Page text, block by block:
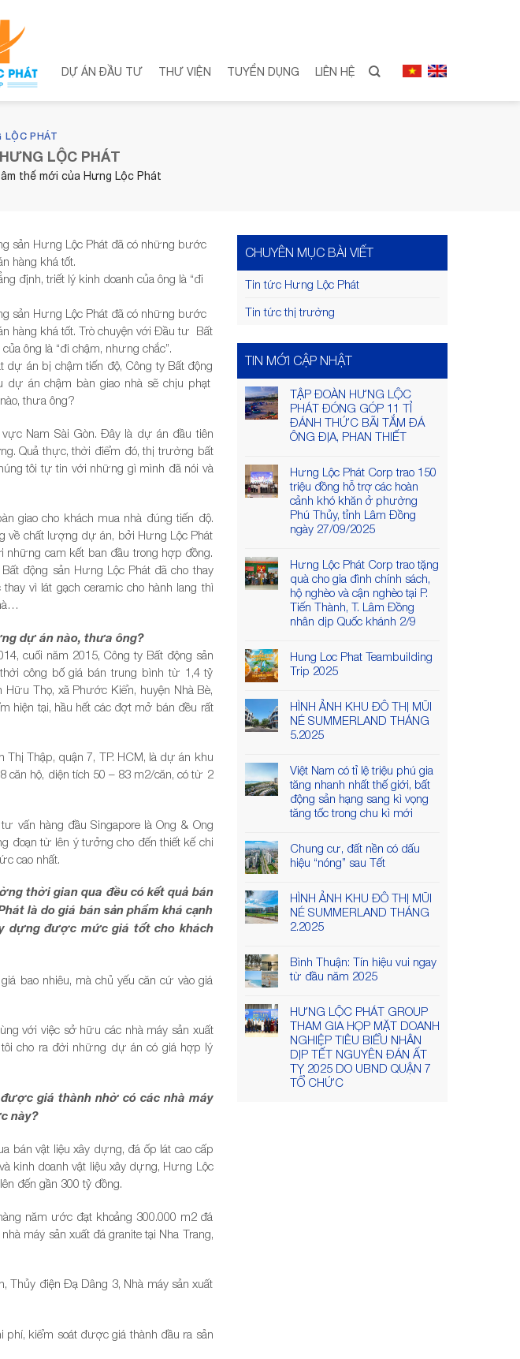
DỰ ÁN ĐẦU TƯ THƯ VIỆN TUYỂN DỤNG LIÊN HỆ
LỘC PHÁT
LỘC PHÁT
thế mới của Hưng Lộc Phát
sản Hưng Lộc Phát đã có những bước
hàng khá tốt.
định, triết lý kinh doanh của ông là “đi
sản Hưng Lộc Phát đã có những bước
hàng khá tốt. Trò chuyện với Đầu tư Bất
ông là “đi chậm, nhưng chắc”.
dự án bị chậm tiến độ, Công ty Bất động
án chậm bàn giao nhà sẽ chịu phạt
thưa ông?
Nam Sài Gòn. Đây là dự án đầu tiên
Quả thực, thời điểm đó, thị trường bất
tôi tự tin với những gì mình đã nói và
giao cho khách mua nhà đúng tiến độ.
về chất lượng dự án, bởi Hưng Lộc Phát
những cam kết ban đầu trong hợp đồng.
động sản Hưng Lộc Phát đã cho thay
vì lát gạch ceramic cho hành lang thì
dự án nào, thưa ông?
cuối năm 2015, Công ty Bất động sản
công bố giá bán trung bình từ 1,4 tỷ
Thọ, xã Phước Kiển, huyện Nhà Bè,
hiện tại, hầu hết các đợt mở bán đều rất
Thị Thập, quận 7, TP. HCM, là dự án khu
căn hộ, diện tích 50 – 83 m2/căn, có từ 2
vấn hàng đầu Singapore là Ong & Ong
đoạn từ lên ý tưởng cho đến thiết kế chi
cao nhất.
thời gian qua đều có kết quả bán
là do giá bán sản phẩm khá cạnh
dựng được mức giá tốt cho khách
bao nhiêu, mà chủ yếu căn cứ vào giá
với việc sở hữu các nhà máy sản xuất
cho ra đời những dự án có giá hợp lý
giá thành nhờ có các nhà máy
này?
bán vật liệu xây dựng, đá ốp lát cao cấp
kinh doanh vật liệu xây dựng, Hưng Lộc
đến gần 300 tỷ đồng.
năm ước đạt khoảng 300.000 m2 đá
máy sản xuất đá granite tại Nha Trang,
Thủy điện Đạ Dâng 3, Nhà máy sản xuất
kiểm soát được giá thành đầu ra sản
CHUYÊN MỤC BÀI VIẾT
Tin tức Hưng Lộc Phát
Tin tức thị trường
TIN MỚI CẬP NHẬT
TẬP ĐOÀN HƯNG LỘC
PHÁT ĐÓNG GÓP 11 TỈ
ĐÁNH THỨC BÃI TẮM ĐÁ
ÔNG ĐỊA, PHAN THIẾT
Hưng Lộc Phát Corp trao 150
triệu đồng hỗ trợ các hoàn
cảnh khó khăn ở phường
Phú Thủy, tỉnh Lâm Đồng
ngày 27/09/2025
Hưng Lộc Phát Corp trao tặng
quà cho gia đình chính sách,
hộ nghèo và cận nghèo tại P.
Tiến Thành, T. Lâm Đồng
nhân dịp Quốc khánh 2/9
Hung Loc Phat Teambuilding
Trip 2025
HÌNH ẢNH KHU ĐÔ THỊ MŨI
NÉ SUMMERLAND THÁNG
5.2025
Việt Nam có tỉ lệ triệu phú gia
tăng nhanh nhất thế giới, bất
động sản hạng sang kì vọng
tăng tốc trong chu kì mới
Chung cư, đất nền có dấu
hiệu “nóng” sau Tết
HÌNH ẢNH KHU ĐÔ THỊ MŨI
NÉ SUMMERLAND THÁNG
2.2025
Bình Thuận: Tín hiệu vui ngay
từ đầu năm 2025
HƯNG LỘC PHÁT GROUP
THAM GIA HỌP MẶT DOANH
NGHIỆP TIÊU BIỂU NHÂN
DỊP TẾT NGUYÊN ĐÁN ẤT
TỴ 2025 DO UBND QUẬN 7
TỔ CHỨC